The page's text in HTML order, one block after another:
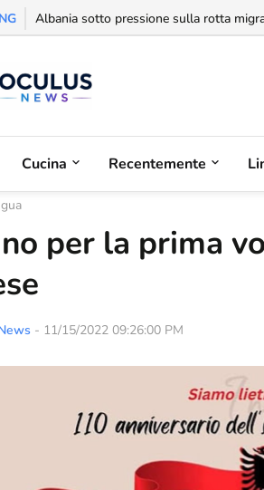
Behgjet Pacolli: "Se sarà revocata la
Cucina Recentemente
per la prima
- 11/15/2022 09:26:00 PM